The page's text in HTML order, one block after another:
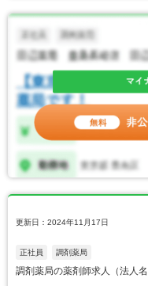
更新日：2024年11月17日
正社員 調剤薬局
調剤薬局の薬剤師求人（法人